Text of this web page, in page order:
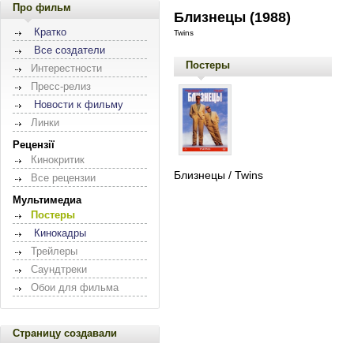
Про фильм
Кратко
Все создатели
Интерестности
Пресс-релиз
Новости к фильму
Линки
Рецензії
Кинокритик
Все рецензии
Мультимедиа
Постеры
Кинокадры
Трейлеры
Саундтреки
Обои для фильма
Страницу создавали
Близнецы (1988)
Twins
Постеры
Близнецы / Twins